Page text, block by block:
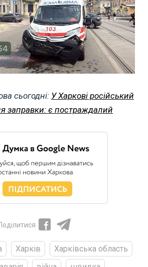
сьогодні: У Харкові російський
заправки: є постраждалий
Харків
Харківська область